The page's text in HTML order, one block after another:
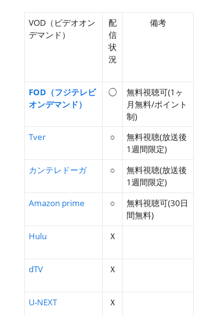
VOD（ビデオオン
デマンド）
配
信
状
況
備考
FOD（フジテレビ
オンデマンド）
◯ 無料視聴可(1ヶ
月無料/ポイント
制)
Tver
○ 無料視聴(放送後
1週間限定)
カンテレドーガ
○ 無料視聴(放送後
1週間限定)
Amazon prime
○ 無料視聴可(30日
間無料)
Hulu
Ｘ
dTV Ｘ
U-NEXT Ｘ